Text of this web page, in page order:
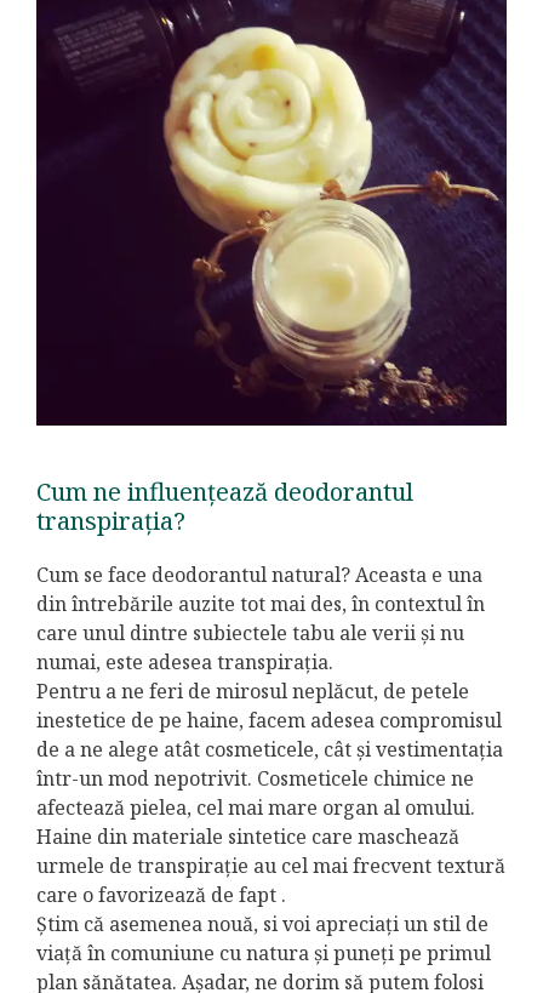
Cum ne influențează deodorantul
transpirația?
Cum se face deodorantul natural? Aceasta e una
din întrebările auzite tot mai des, în contextul în
care unul dintre subiectele tabu ale verii și nu
numai, este adesea transpirația.
Pentru a ne feri de mirosul neplăcut, de petele
inestetice de pe haine, facem adesea compromisul
de a ne alege atât cosmeticele, cât și vestimentația
într-un mod nepotrivit. Cosmeticele chimice ne
afectează pielea, cel mai mare organ al omului.
Haine din materiale sintetice care maschează
urmele de transpirație au cel mai frecvent textură
care o favorizează de fapt .
Știm că asemenea nouă, si voi apreciați un stil de
viață în comuniune cu natura și puneți pe primul
plan sănătatea. Așadar, ne dorim să putem folosi